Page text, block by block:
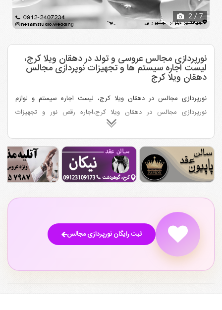
2/ 7
نورپردازی مجالس عروسی و تولد در دهقان ویلا کرج،
لیست اجاره سیستم ها و تجهیزات نوپردازی مجالس
دهقان ویلا کرج
نورپردازی مجالس در دهقان ویلا کرج، لیست اجاره سیستم و لوازم
نورپردازی مجالس در دهقان ویلا کرج،اجاره رقص نور و تجهیزات
نورپردازی و اجاره رقص نور و بلک لایت برای تولد و عروسی در دهقان ویلا
کرج،کرایه رقص نور و لیزر در دهقان ویلا کرج
ثبت رایگان نورپردازی مجالس